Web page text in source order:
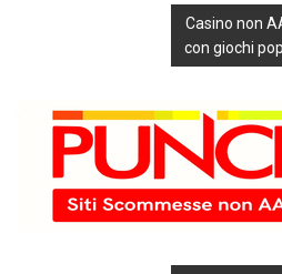
Casino non
con giochi